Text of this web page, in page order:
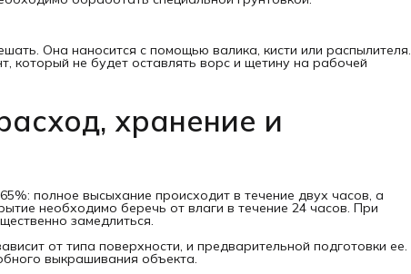
Она наносится с помощью валика, кисти или распылителя.
который не будет оставлять ворс и щетину на рабочей
хранение и
полное высыхание происходит в течение двух часов, а
необходимо беречь от влаги в течение 24 часов. При
замедлиться.
от типа поверхности, и предварительной подготовки ее.
выкрашивания объекта.